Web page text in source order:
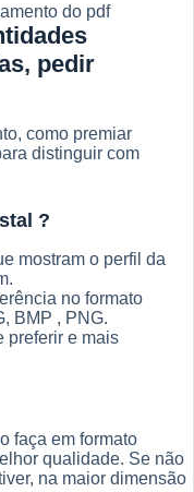
do pdf
pedir
como premiar
distinguir com
?
mostram o perfil da
no formato
BMP , PNG.
preferir e mais
faça em formato
qualidade. Se não
na maior dimensão